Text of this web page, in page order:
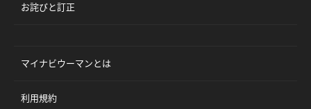
お詫びと訂正
マイナビウーマンとは
利用規約